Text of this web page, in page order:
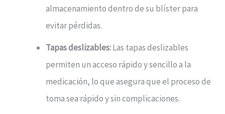
almacenamiento dentro de su blíster para
evitar pérdidas.
Tapas deslizables:Las tapas deslizables
permiten un acceso rápido y sencillo a la
medicación, lo que asegura que el proceso de
toma sea rápido y sin complicaciones.